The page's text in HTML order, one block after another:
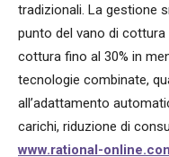
tradizionali. La gestione
punto del vano di
cottura fino al 30% in
tecnologie combinate,
all’adattamento
carichi, riduzione di
www.rational-